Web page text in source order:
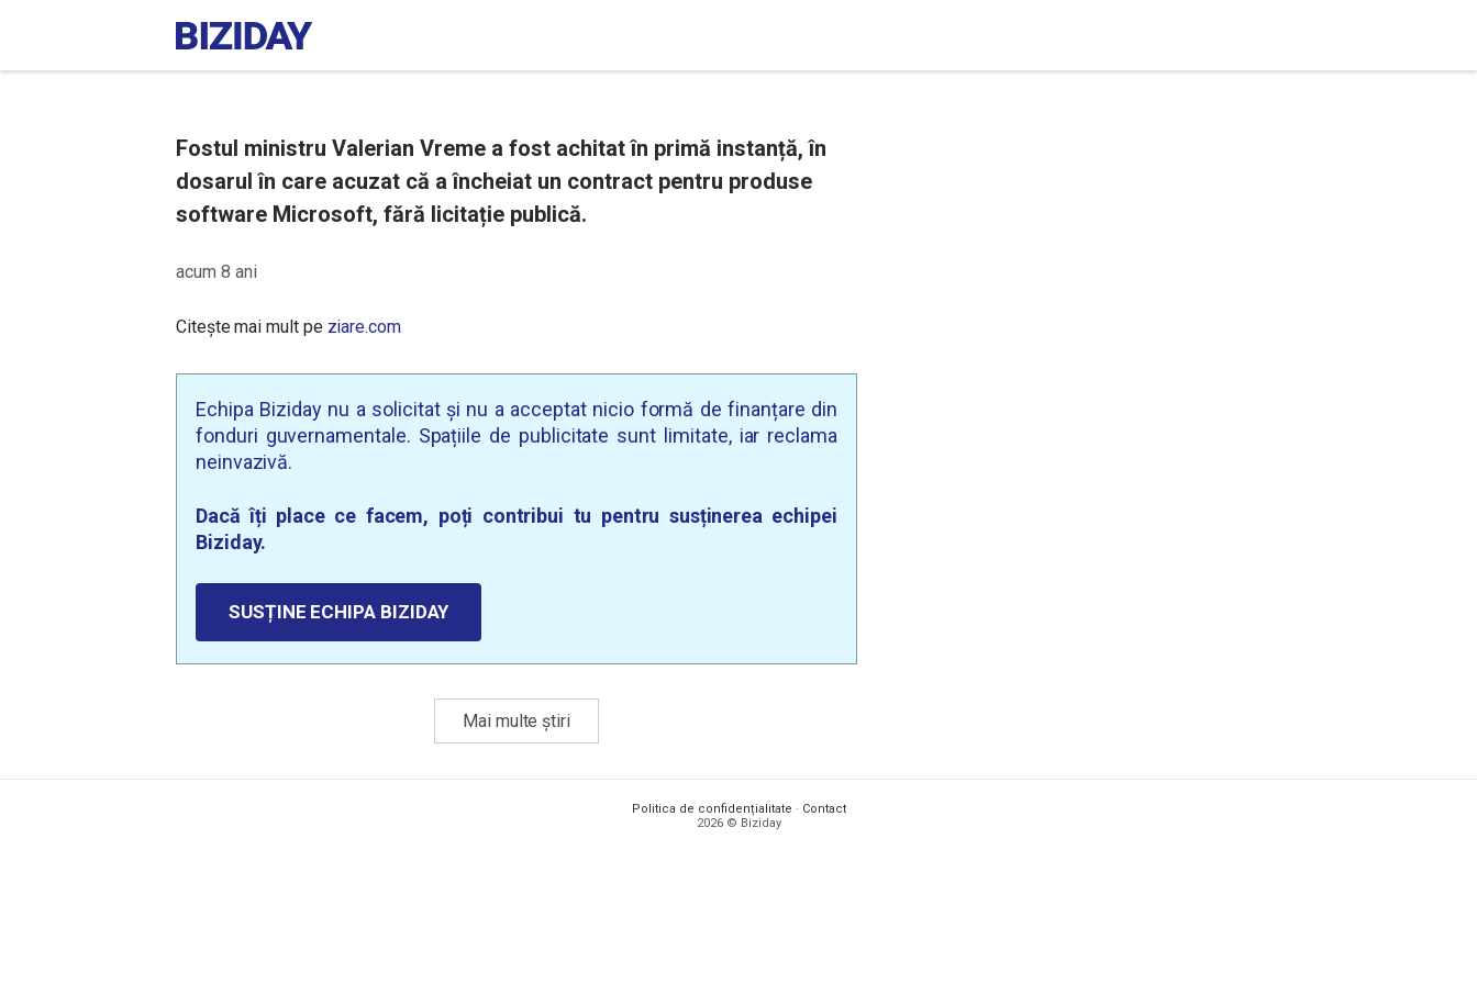
Fostul ministru Valerian Vreme a fost achitat în primă instanță, în
dosarul în care acuzat că a încheiat un contract pentru produse
software Microsoft, fără licitație publică.
acum 8 ani
Citește mai mult pe ziare.com
Echipa Biziday nu a solicitat și nu a acceptat nicio formă de finanțare din
fonduri guvernamentale. Spațiile de publicitate sunt limitate, iar reclama
neinvazivă.
Dacă îți place ce facem, poți contribui tu pentru susținerea echipei
Biziday.
SUSȚINE ECHIPA BIZIDAY
Mai multe știri
Politica de confidențialitate · Contact
2026 © Biziday